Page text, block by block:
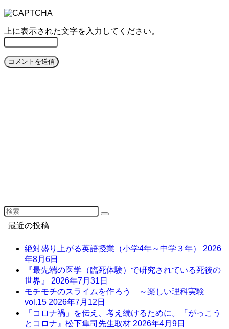
上に表示された文字を入力してください。
最近の投稿
絶対盛り上がる英語授業（小学4年～中学３年） 2026
年8月6日
『最先端の医学（臨死体験）で研究されている死後の
世界』 2026年7月31日
モチモチのスライムを作ろう ～楽しい理科実験
vol.15 2026年7月12日
「コロナ禍」を伝え、考え続けるために。『がっこう
とコロナ』松下隼司先生取材 2026年4月9日